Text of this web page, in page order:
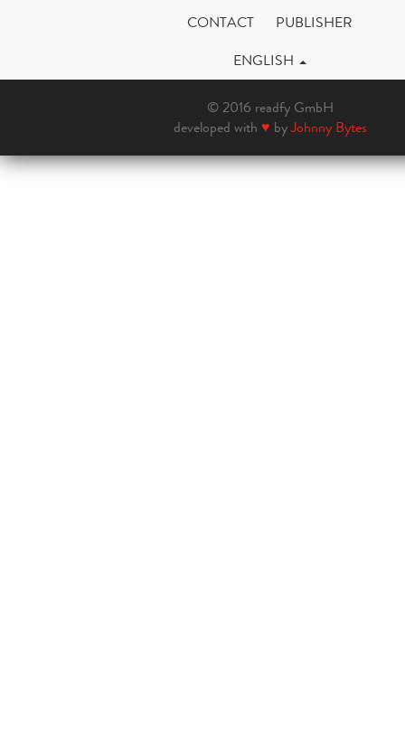
CONTACT
PUBLISHER
ENGLISH
© 2016 readfy GmbH
developed with ♥ byJohnny Bytes